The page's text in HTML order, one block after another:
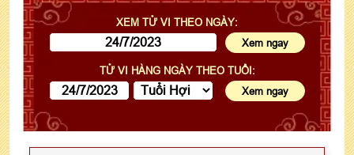
XEM TỬ VI THEO NGÀY:
TỬ VI HÀNG NGÀY THEO TUỔI: